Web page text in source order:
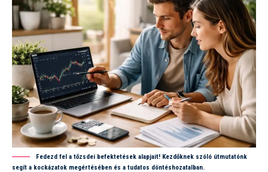
Fedezd fel a tőzsdei befektetések alapjait! Kezdőknek szóló útmutatónk
segít a kockázatok megértésében és a tudatos döntéshozatalban.